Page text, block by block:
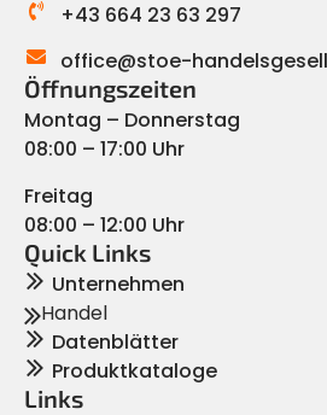
+43 664 23 63 297
office@stoe-
Öffnungszeiten
Montag – Donnerstag
08:00 – 17:00 Uhr
Freitag
08:00 – 12:00 Uhr
Quick Links
Unternehmen
Handel
Datenblätter
Produktkataloge
Links